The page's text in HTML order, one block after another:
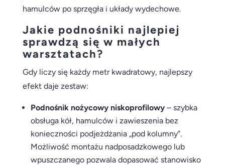
hamulców po sprzęgła i układy wydechowe.
Jakie podnośniki najlepiej
sprawdzą się w małych
warsztatach?
Gdy liczy się każdy metr kwadratowy, najlepszy
efekt daje zestaw:
Podnośnik nożycowy niskoprofilowy– szybka
obsługa kół, hamulców i zawieszenia bez
konieczności podjeżdżania „pod kolumny”.
Możliwość montażu nadposadzkowego lub
wpuszczanego pozwala dopasować stanowisko